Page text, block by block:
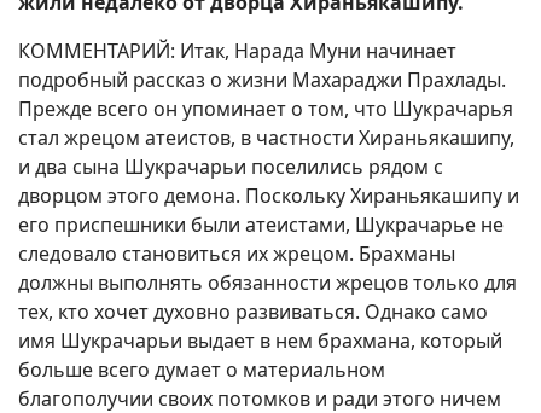
КОММЕНТАРИЙ: Итак, Нарада Муни начинает
подробный рассказ о жизни Махараджи Прахлады.
Прежде всего он упоминает о том, что Шукрачарья
стал жрецом атеистов, в частности Хираньякашипу,
и два сына Шукрачарьи поселились рядом с
дворцом этого демона. Поскольку Хираньякашипу и
его приспешники были атеистами, Шукрачарье не
следовало становиться их жрецом. Брахманы
должны выполнять обязанности жрецов только для
тех, кто хочет духовно развиваться. Однако само
имя Шукрачарьи выдает в нем брахмана, который
больше всего думает о материальном
благополучии своих потомков и ради этого ничем